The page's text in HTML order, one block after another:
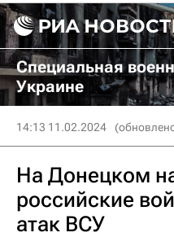
Специальная
Украине
14:13 11.02.2024
На Донецком
российские
атак ВСУ